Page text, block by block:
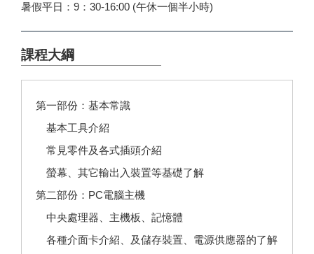
暑假平日：9：30-16:00 (午休一個半小時)
課程大綱
第一部份：基本常識
基本工具介紹
常見零件及各式插頭介紹
螢幕、其它輸出入裝置等基礎了解
第二部份：PC電腦主機
中央處理器、主機板、記憶體
各種介面卡介紹、及儲存裝置、電源供應器的了解